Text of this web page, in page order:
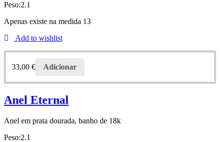
Peso:2.1
Apenas existe na medida 13
Add to wishlist
33,00 € Adicionar
Anel Eternal
Anel em prata dourada, banho de 18k
Peso:2.1